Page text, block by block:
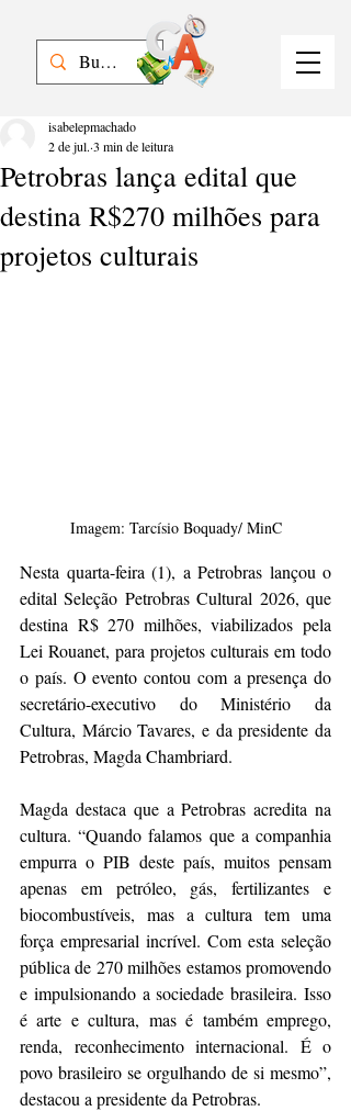
Petrobras lança edital que
destina R$270 milhões para
projetos culturais
isabelepmachado
2 de jul. 3 min de leitura
Imagem: Tarcísio Boquady/ MinC
Nesta quarta-feira (1), a Petrobras lançou o
edital Seleção Petrobras Cultural 2026, que
destina R$ 270 milhões, viabilizados pela
Lei Rouanet, para projetos culturais em todo
o país. O evento contou com a presença do
secretário-executivo do Ministério da
Cultura, Márcio Tavares, e da presidente da
Petrobras, Magda Chambriard.
Magda destaca que a Petrobras acredita na
cultura. “Quando falamos que a companhia
empurra o PIB deste país, muitos pensam
apenas em petróleo, gás, fertilizantes e
biocombustíveis, mas a cultura tem uma
força empresarial incrível. Com esta seleção
pública de 270 milhões estamos promovendo
e impulsionando a sociedade brasileira. Isso
é arte e cultura, mas é também emprego,
renda, reconhecimento internacional. É o
povo brasileiro se orgulhando de si mesmo”,
destacou a presidente da Petrobras.